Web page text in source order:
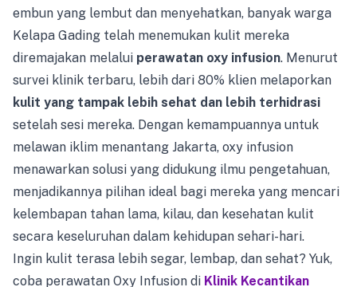
embun yang lembut dan menyehatkan, banyak warga
Kelapa Gading telah menemukan kulit mereka
diremajakan melalui perawatan oxy infusion. Menurut
survei klinik terbaru, lebih dari 80% klien melaporkan
kulit yang tampak lebih sehat dan lebih terhidrasi
setelah sesi mereka. Dengan kemampuannya untuk
melawan iklim menantang Jakarta, oxy infusion
menawarkan solusi yang didukung ilmu pengetahuan,
menjadikannya pilihan ideal bagi mereka yang mencari
kelembapan tahan lama, kilau, dan kesehatan kulit
secara keseluruhan dalam kehidupan sehari-hari.
Ingin kulit terasa lebih segar, lembap, dan sehat? Yuk,
coba perawatan Oxy Infusion di Klinik Kecantikan